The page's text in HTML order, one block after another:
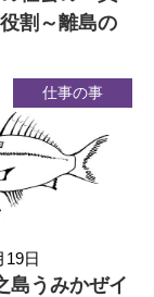
割～離島の
仕事の事
19日
島うみかぜイ